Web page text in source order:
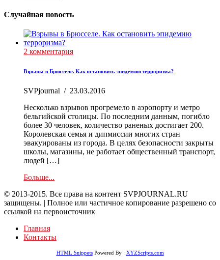
Случайная новость
2 комментария
Взрывы в Брюсселе. Как остановить эпидемию терроризма?
SVPjournal / 23.03.2016
Несколько взрывов прогремело в аэропорту и метро
бельгийской столицы. По последним данным, погибло
более 30 человек, количество раненых достигает 200.
Королевская семья и дипмиссии многих стран
эвакуированы из города. В целях безопасности закрыты
школы, магазины, не работает общественный транспорт,
людей […]
Больше...
© 2013-2015. Все права на контент SVPJOURNAL.RU
защищены. | Полное или частичное копирование разрешено со
ссылкой на первоисточник
Главная
Контакты
HTML SnippetsPowered By : XYZScripts.com